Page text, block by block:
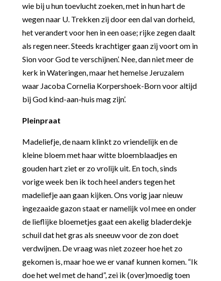
wie bij u hun toevlucht zoeken, met in hun hart de
wegen naar U. Trekken zij door een dal van dorheid,
het verandert voor hen in een oase; rijke zegen daalt
als regen neer. Steeds krachtiger gaan zij voort om in
Sion voor God te verschijnen’. Nee, dan niet meer de
kerk in Wateringen, maar het hemelse Jeruzalem
waar Jacoba Cornelia Korpershoek-Born voor altijd
bij God kind-aan-huis mag zijn’.
Pleinpraat
Madeliefje, de naam klinkt zo vriendelijk en de
kleine bloem met haar witte bloemblaadjes en
gouden hart ziet er zo vrolijk uit. En toch, sinds
vorige week ben ik toch heel anders tegen het
madeliefje aan gaan kijken. Ons vorig jaar nieuw
ingezaaide gazon staat er namelijk vol mee en onder
de lieflijke bloemetjes gaat een akelig bladerdekje
schuil dat het gras als sneeuw voor de zon doet
verdwijnen. De vraag was niet zozeer hoe het zo
gekomen is, maar hoe we er vanaf kunnen komen. “Ik
doe het wel met de hand”, zei ik (over)moedig toen